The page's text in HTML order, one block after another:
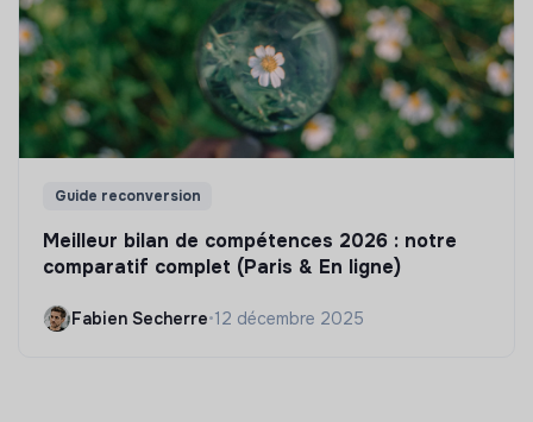
Guide reconversion
Meilleur bilan de compétences 2026 : notre
comparatif complet (Paris & En ligne)
Fabien Secherre•12 décembre 2025